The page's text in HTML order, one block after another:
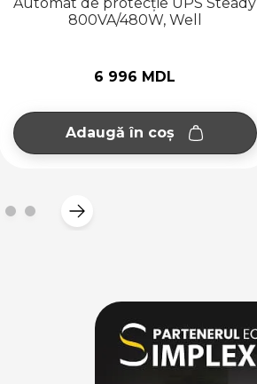
800VA/480W, Well
6 996 MDL
Adaugă în coș